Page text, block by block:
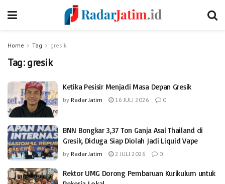
Home Tag gresik
Tag:gresik
Ketika Pesisir Menjadi Masa Depan Gresik
by Radar Jatim 16 JULI 2026 0
BNN Bongkar 3,37 Ton Ganja Asal Thailand di
Gresik, Diduga Siap Diolah Jadi Liquid Vape
by Radar Jatim 2 JULI 2026 0
Rektor UMG Dorong Pembaruan Kurikulum untuk